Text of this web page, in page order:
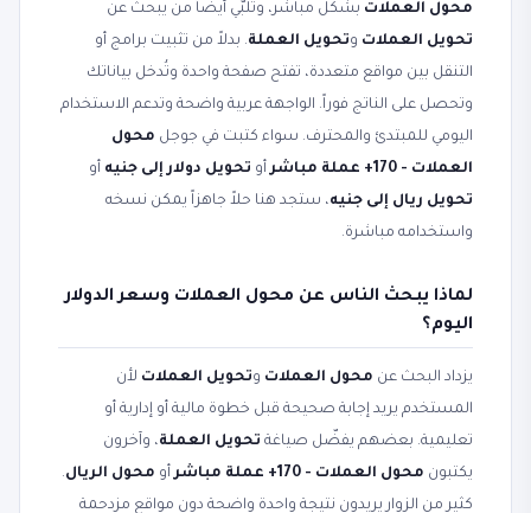
محول العملات بشكل مباشر، وتلبّي أيضاً من يبحث عن
تحويل العملات وتحويل العملة. بدلاً من تثبيت برامج أو
التنقل بين مواقع متعددة، تفتح صفحة واحدة وتُدخل بياناتك
وتحصل على الناتج فوراً. الواجهة عربية واضحة وتدعم الاستخدام
اليومي للمبتدئ والمحترف. سواء كتبت في جوجل محول
العملات - 170+ عملة مباشر
أو تحويل دولار إلى جنيه أو
تحويل ريال إلى جنيه، ستجد هنا حلاً جاهزاً يمكن نسخه
واستخدامه مباشرة.
لماذا يبحث الناس عن محول العملات وسعر الدولار
اليوم؟
يزداد البحث عن محول العملات وتحويل العملات لأن
المستخدم يريد إجابة صحيحة قبل خطوة مالية أو إدارية أو
تعليمية. بعضهم يفضّل صياغة تحويل العملة، وآخرون
يكتبون محول العملات - 170+ عملة مباشر أو محول الريال.
كثير من الزوار يريدون نتيجة واحدة واضحة دون مواقع مزدحمة